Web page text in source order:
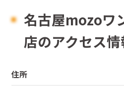
名古屋mozoワ
店のアクセス情
住所